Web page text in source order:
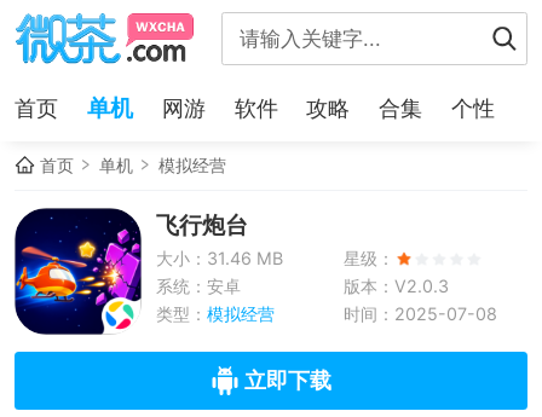
首页 单机 网游 软件 攻略 合集 个性
首页 单机 模拟经营
飞行炮台
大小：31.46 MB
星级：
系统：安卓
版本：V2.0.3
类型： 模拟经营 时间：2025-07-08
立即下载